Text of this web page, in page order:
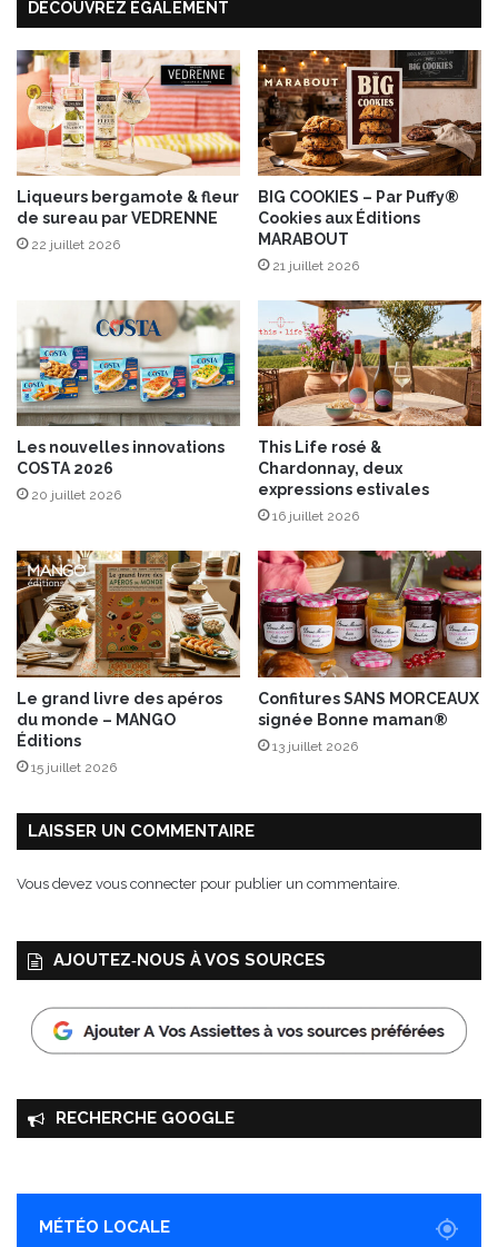
l
é
e
a
i
l
,
c
i
l
e
t
t
e
&
p
e
i
l
a
u
b
r
b
e
DÉCOUVREZ ÉGALEMENT
Liqueurs bergamote & fleur
de sureau par VEDRENNE
22 juillet 2026
BIG COOKIES – Par Puffy®
Cookies aux Éditions
MARABOUT
21 juillet 2026
Les nouvelles innovations
COSTA 2026
20 juillet 2026
This Life rosé &
Chardonnay, deux
expressions estivales
16 juillet 2026
Le grand livre des apéros
du monde – MANGO
Éditions
15 juillet 2026
Confitures SANS MORCEAUX
signée Bonne maman®
13 juillet 2026
LAISSER UN COMMENTAIRE
Vous devez vous connecter pour publier un commentaire.
AJOUTEZ‑NOUS À VOS SOURCES
RECHERCHE GOOGLE
MÉTÉO LOCALE